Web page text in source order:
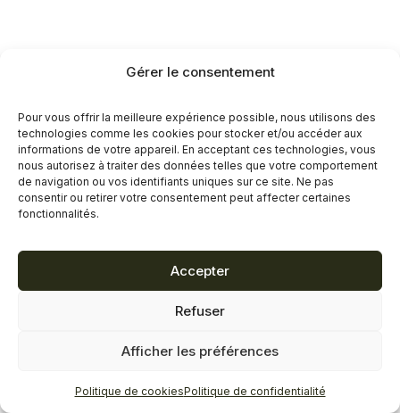
Gérer le consentement
Pour vous offrir la meilleure expérience possible, nous utilisons des
technologies comme les cookies pour stocker et/ou accéder aux
informations de votre appareil. En acceptant ces technologies, vous
nous autorisez à traiter des données telles que votre comportement
de navigation ou vos identifiants uniques sur ce site. Ne pas
consentir ou retirer votre consentement peut affecter certaines
fonctionnalités.
Accepter
Refuser
Afficher les préférences
Politique de cookiesPolitique de confidentialité